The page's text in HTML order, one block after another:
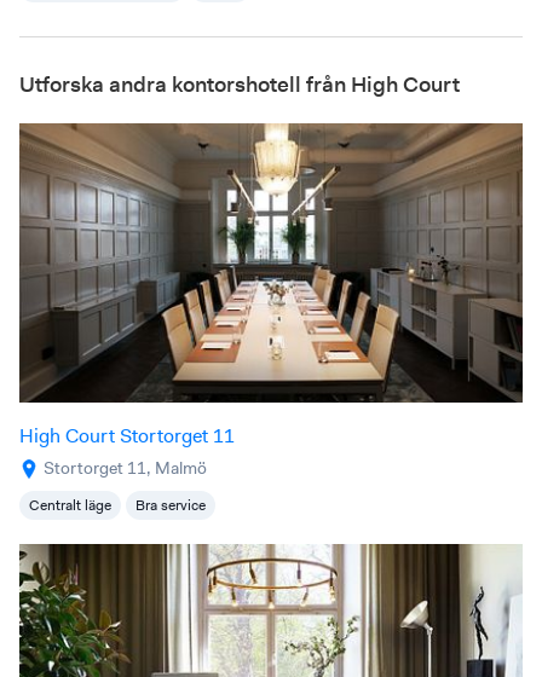
Utforska andra kontorshotell från High Court
High Court Stortorget 11
Stortorget 11, Malmö
Centralt läge Bra service